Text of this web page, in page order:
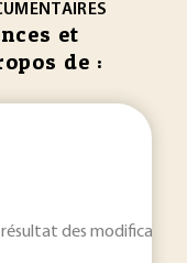
et
de :
des modifications